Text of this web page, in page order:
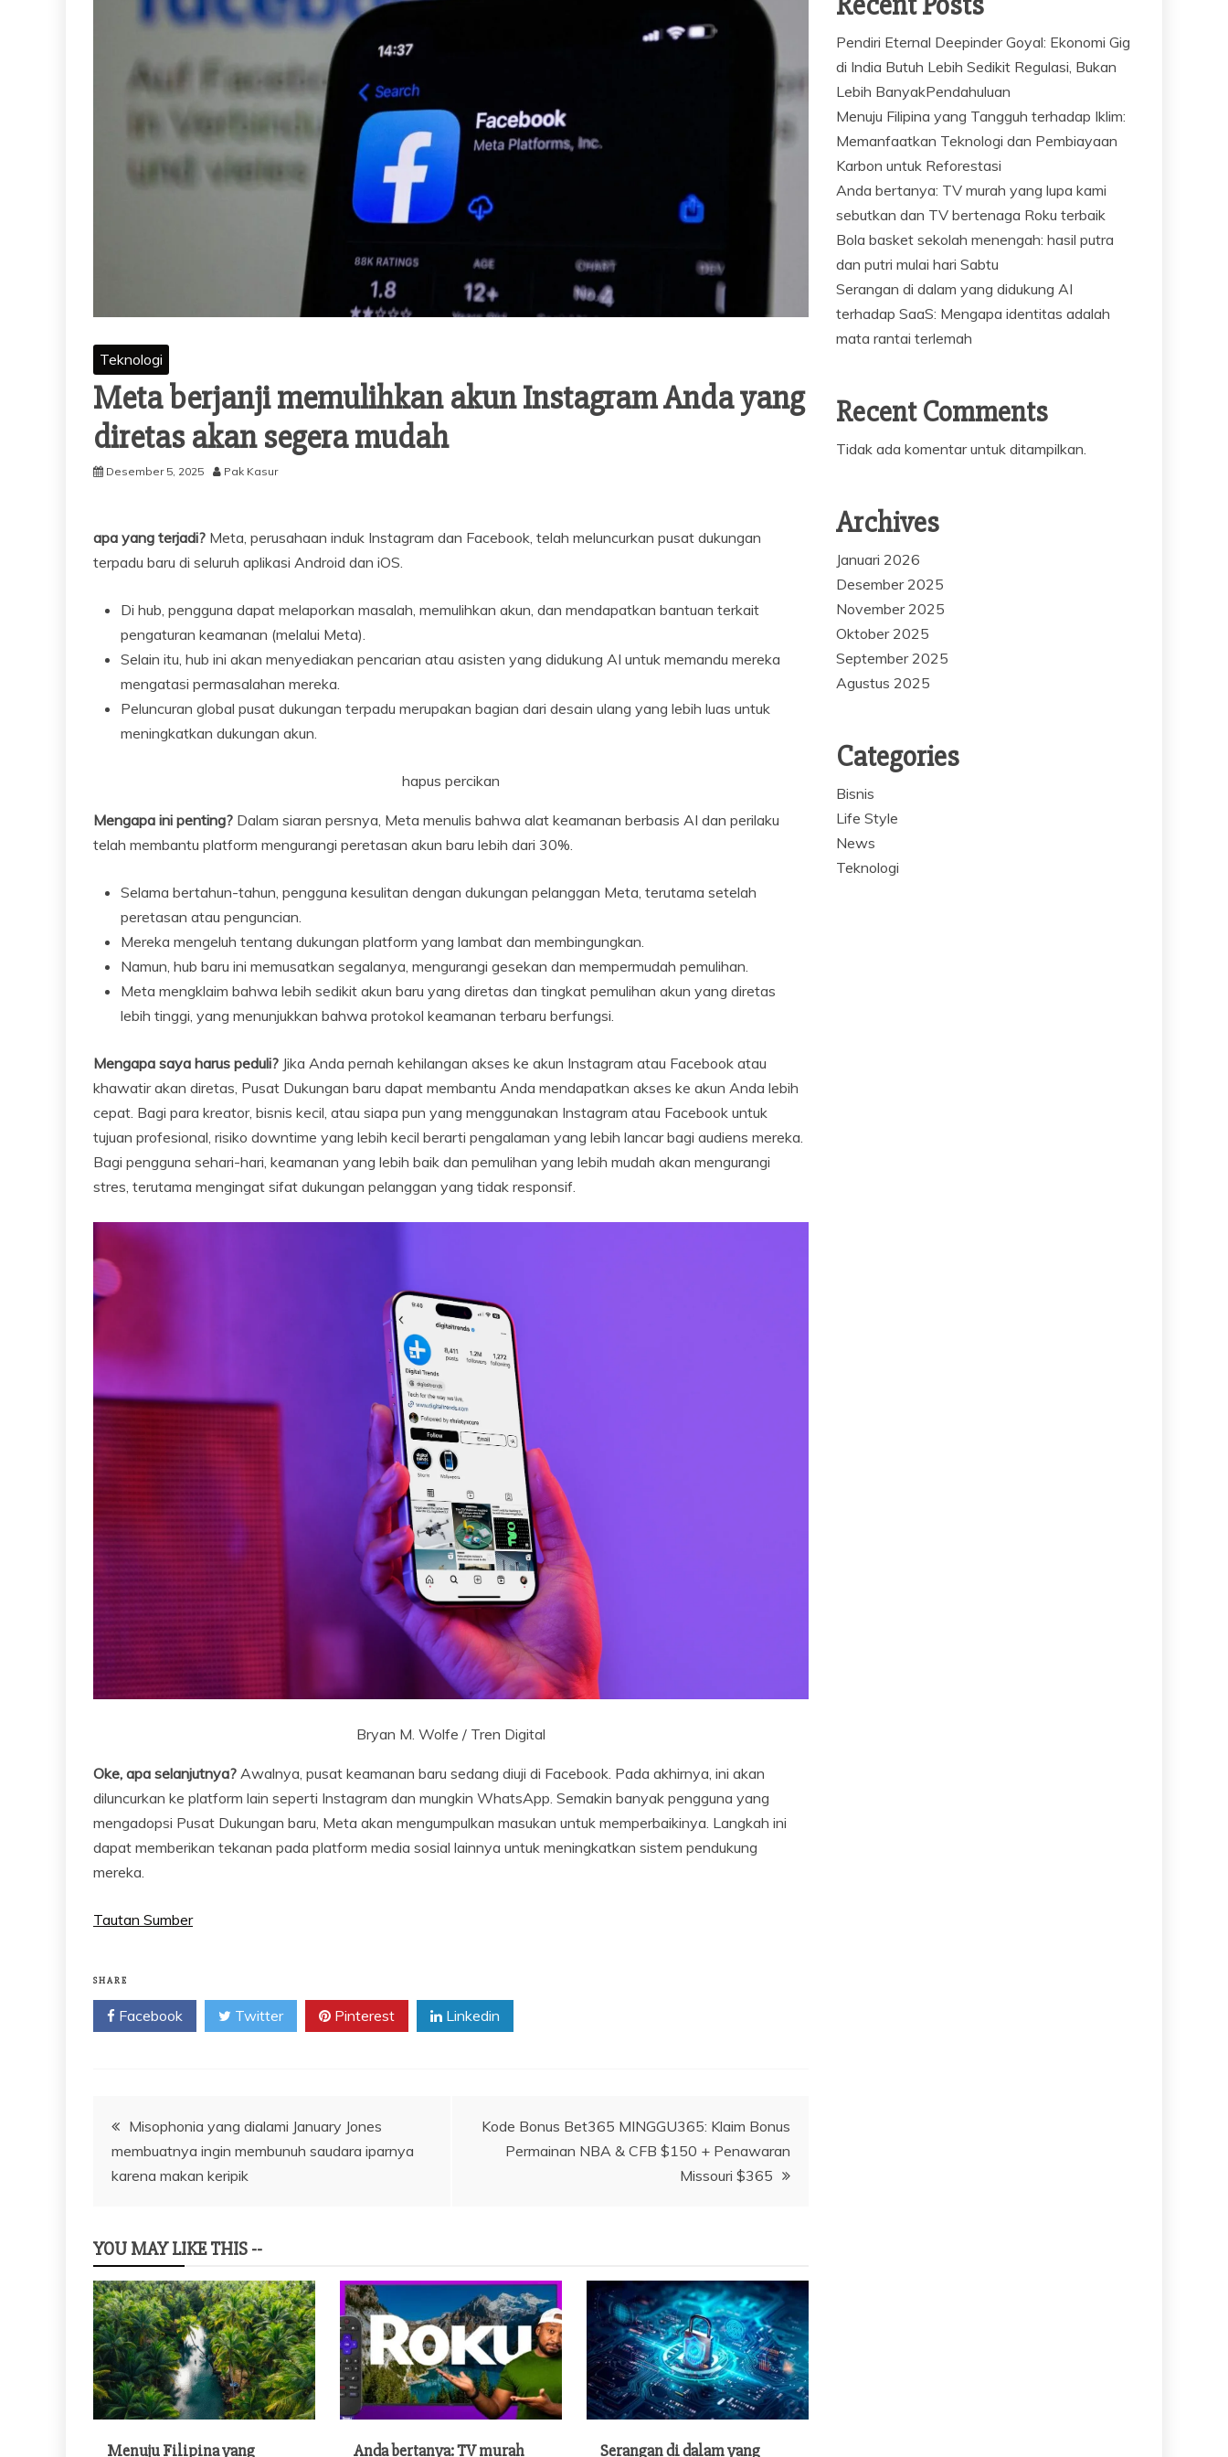
Teknologi
Meta berjanji memulihkan akun Instagram Anda yang
diretas akan segera mudah
Desember 5, 2025 Pak Kasur
apa yang terjadi? Meta, perusahaan induk Instagram dan Facebook, telah meluncurkan pusat dukungan
terpadu baru di seluruh aplikasi Android dan iOS.
Di hub, pengguna dapat melaporkan masalah, memulihkan akun, dan mendapatkan bantuan terkait
pengaturan keamanan (melalui Meta).
Selain itu, hub ini akan menyediakan pencarian atau asisten yang didukung AI untuk memandu mereka
mengatasi permasalahan mereka.
Peluncuran global pusat dukungan terpadu merupakan bagian dari desain ulang yang lebih luas untuk
meningkatkan dukungan akun.
hapus percikan
Mengapa ini penting? Dalam siaran persnya, Meta menulis bahwa alat keamanan berbasis AI dan perilaku
telah membantu platform mengurangi peretasan akun baru lebih dari 30%.
Selama bertahun-tahun, pengguna kesulitan dengan dukungan pelanggan Meta, terutama setelah
peretasan atau penguncian.
Mereka mengeluh tentang dukungan platform yang lambat dan membingungkan.
Namun, hub baru ini memusatkan segalanya, mengurangi gesekan dan mempermudah pemulihan.
Meta mengklaim bahwa lebih sedikit akun baru yang diretas dan tingkat pemulihan akun yang diretas
lebih tinggi, yang menunjukkan bahwa protokol keamanan terbaru berfungsi.
Mengapa saya harus peduli? Jika Anda pernah kehilangan akses ke akun Instagram atau Facebook atau
khawatir akan diretas, Pusat Dukungan baru dapat membantu Anda mendapatkan akses ke akun Anda lebih
cepat. Bagi para kreator, bisnis kecil, atau siapa pun yang menggunakan Instagram atau Facebook untuk
tujuan profesional, risiko downtime yang lebih kecil berarti pengalaman yang lebih lancar bagi audiens mereka.
Bagi pengguna sehari-hari, keamanan yang lebih baik dan pemulihan yang lebih mudah akan mengurangi
stres, terutama mengingat sifat dukungan pelanggan yang tidak responsif.
Bryan M. Wolfe / Tren Digital
Oke, apa selanjutnya? Awalnya, pusat keamanan baru sedang diuji di Facebook. Pada akhirnya, ini akan
diluncurkan ke platform lain seperti Instagram dan mungkin WhatsApp. Semakin banyak pengguna yang
mengadopsi Pusat Dukungan baru, Meta akan mengumpulkan masukan untuk memperbaikinya. Langkah ini
dapat memberikan tekanan pada platform media sosial lainnya untuk meningkatkan sistem pendukung
mereka.
Tautan Sumber
SHARE
Facebook Twitter Pinterest Linkedin
Navigasi
pos
Misophonia yang dialami January Jones
membuatnya ingin membunuh saudara iparnya
karena makan keripik
Kode Bonus Bet365 MINGGU365: Klaim Bonus
Permainan NBA & CFB $150 + Penawaran
Missouri $365
YOU MAY LIKE THIS --
Menuju Filipina yang Anda bertanya: TV murah Serangan di dalam yang
Pendiri Eternal Deepinder Goyal: Ekonomi Gig
di India Butuh Lebih Sedikit Regulasi, Bukan
Lebih BanyakPendahuluan
Menuju Filipina yang Tangguh terhadap Iklim:
Memanfaatkan Teknologi dan Pembiayaan
Karbon untuk Reforestasi
Anda bertanya: TV murah yang lupa kami
sebutkan dan TV bertenaga Roku terbaik
Bola basket sekolah menengah: hasil putra
dan putri mulai hari Sabtu
Serangan di dalam yang didukung AI
terhadap SaaS: Mengapa identitas adalah
mata rantai terlemah
Recent Comments
Tidak ada komentar untuk ditampilkan.
Archives
Januari 2026
Desember 2025
November 2025
Oktober 2025
September 2025
Agustus 2025
Categories
Bisnis
Life Style
News
Teknologi